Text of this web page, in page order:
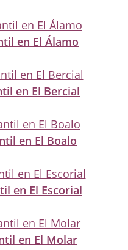
en El Álamo
en El Bercial
en El Boalo
en El Escorial
en El Molar